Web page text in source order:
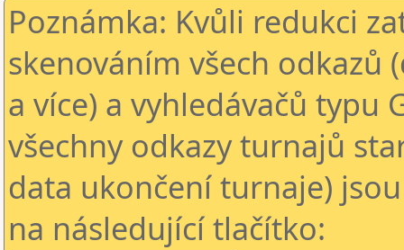
Poznámka: Kvůli redukci
skenováním všech odkazů
a více) a vyhledávačů typu
všechny odkazy turnajů
data ukončení turnaje)
na následující tlačítko: